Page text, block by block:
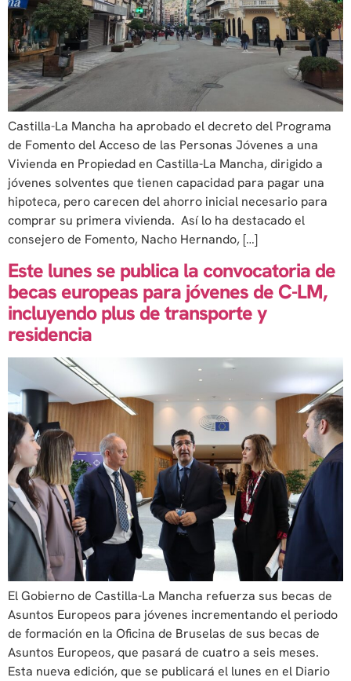
Castilla-La Mancha ha aprobado el decreto del Programa
de Fomento del Acceso de las Personas Jóvenes a una
Vivienda en Propiedad en Castilla-La Mancha, dirigido a
jóvenes solventes que tienen capacidad para pagar una
hipoteca, pero carecen del ahorro inicial necesario para
comprar su primera vivienda. Así lo ha destacado el
consejero de Fomento, Nacho Hernando, […]
Este lunes se publica la convocatoria de
becas europeas para jóvenes de C-LM,
incluyendo plus de transporte y
residencia
El Gobierno de Castilla-La Mancha refuerza sus becas de
Asuntos Europeos para jóvenes incrementando el periodo
de formación en la Oficina de Bruselas de sus becas de
Asuntos Europeos, que pasará de cuatro a seis meses.
Esta nueva edición, que se publicará el lunes en el Diario